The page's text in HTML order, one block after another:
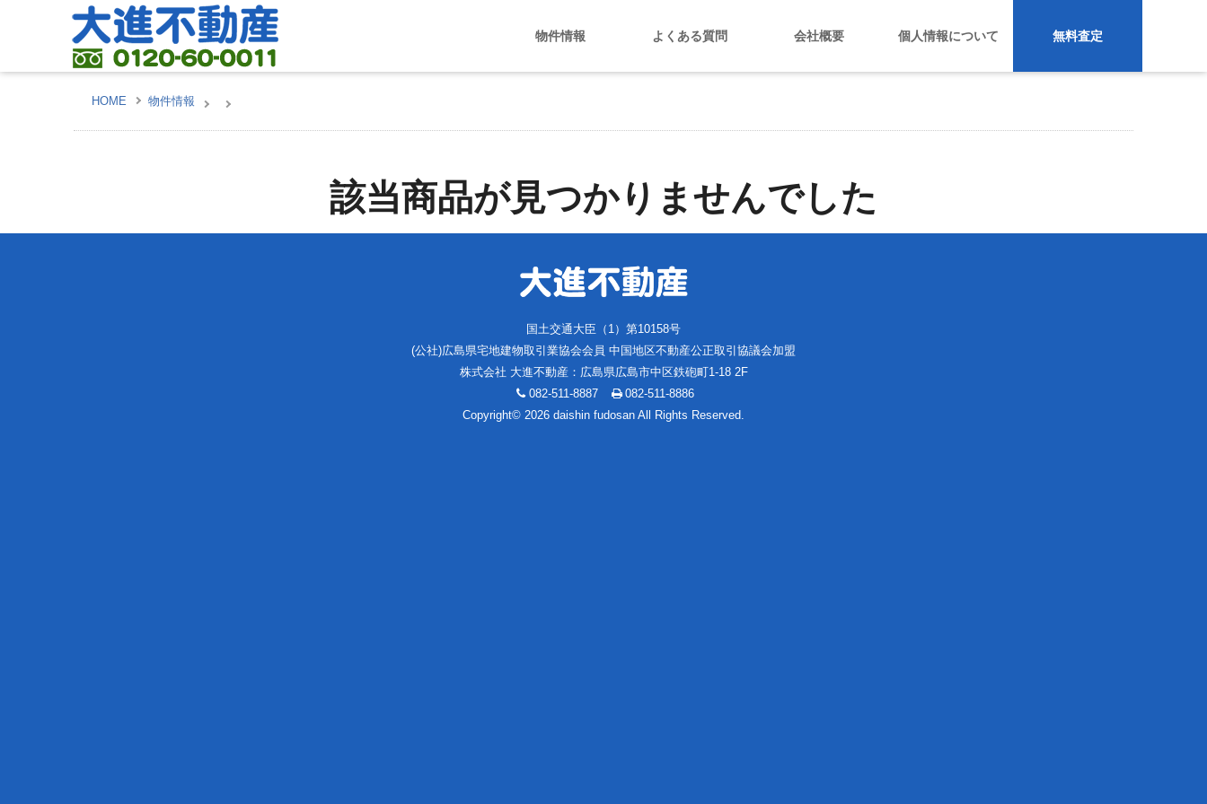
物件情報 よくある質問 会社概要 個人情報について 無料査定
HOME 物件情報
該当商品が見つかりませんでした
国土交通大臣（1）第10158号
(公社)広島県宅地建物取引業協会会員 中国地区不動産公正取引協議会加盟
株式会社 大進不動産 ： 広島県広島市中区鉄砲町1-18 2F
082-511-8887
082-511-8886
Copyright© 2026 daishin fudosan All Rights Reserved.